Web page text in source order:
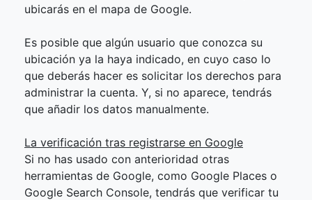
ubicarás en el mapa de Google.
Es posible que algún usuario que conozca su
ubicación ya la haya indicado, en cuyo caso lo
que deberás hacer es solicitar los derechos para
administrar la cuenta. Y, si no aparece, tendrás
que añadir los datos manualmente.
La verificación tras registrarse en Google
Si no has usado con anterioridad otras
herramientas de Google, como Google Places o
Google Search Console, tendrás que verificar tu